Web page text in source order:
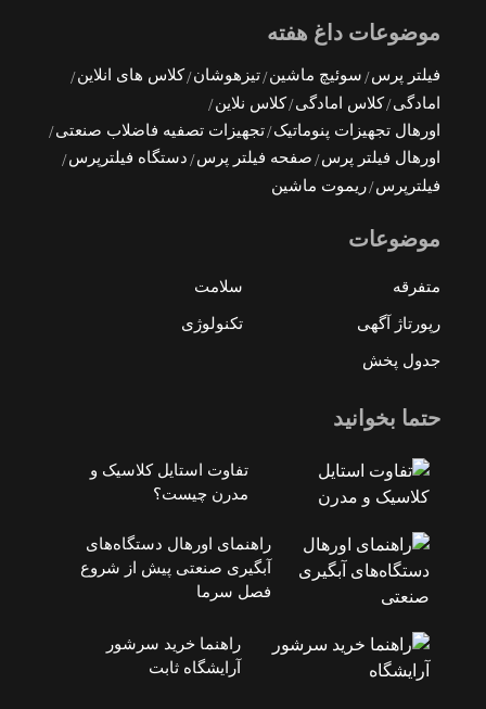
موضوعات داغ هفته
فیلتر پرس سوئیچ ماشین تیزهوشان کلاس های انلاین
امادگی کلاس امادگی کلاس نلاین
اورهال تجهیزات پنوماتیک تجهیزات تصفیه فاضلاب صنعتی
اورهال فیلتر پرس
صفحه فیلتر پرس
دستگاه فیلترپرس
فیلترپرس ریموت ماشین
موضوعات
متفرقه سلامت
رپورتاژ آگهی تکنولوژی
جدول پخش
حتما بخوانید
تفاوت استایل کلاسیک و
مدرن چیست؟
راهنمای اورهال دستگاه‌های
آبگیری صنعتی پیش از شروع
فصل سرما
راهنما خرید سرشور
آرایشگاه ثابت